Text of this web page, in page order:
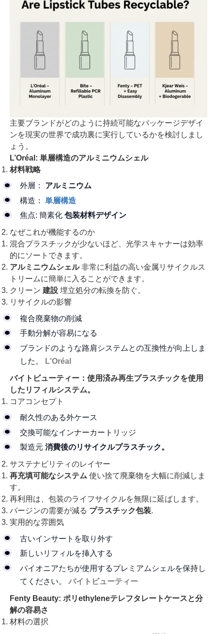
主要ブランドがどのように持続可能なパッケージデザイ
ンを現実の世界で成功裏に実行しているかを検討しまし
ょう。
L’Oréal: 単層構造のアルミニウムシェル
材料戦略
外層： アルミニウム
構造： 単層構造
焦点: 簡素化 包装材料デザイン
なぜこれが機能するのか
混合プラスチックが少ないほど、光学スキャナーは効率
的にソートできます。
アルミニウムシェル非常に利益の高い金属リサイクルス
トリームに簡単に入ることができます。
クリーン 建設 埋立処分の転換を防ぐ。
リサイクルの影響
複合廃棄物の削減
手動分解が容易になる
ブランドのような路肩システムとの互換性が向上しま
した。
L'Oréal
バイトビューティー：使用済み再生プラスチックを使用
したリフィルシステム。
コアコンセプト
耐久性のある外ケース
交換可能なインナーカートリッジ
製造元 消費後のリサイクルプラスチック。
サステナビリティのレイヤー
再充填可能なシステム 使い捨て廃棄物を大幅に削減しま
す。
再利用は、包装のライフサイクルを無限に延ばします。
バージンの需要が減る プラスチック包装.
実用的な雰囲気
古いインサートを取り外す
新しいリフィルを挿入する
パイオニアたちが使用するプレミアムシェルを保持し
てください。 バイトビューティー
Fenty Beauty: ポリethyleneテレフタレートケースと分
解の容易さ
材料の選択